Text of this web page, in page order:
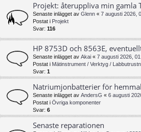
Projekt: återuppliva min gamla
Senaste inlägget av Glenn « 7 augusti 2026,
Postat i Projekt
Svar: 116
HP 8753D och 8563E,
Senaste inlägget av Akai « 7 augusti 2026,
Postat i Mätinstrument / Verktyg /
Svar: 1
Natriumjonbatterier för
Senaste inlägget av AndersG « 6 augusti
Postat i Övriga komponenter
Svar: 6
Senaste reparationen